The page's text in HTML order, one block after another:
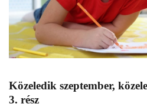
Közeledik szeptember,
3. rész